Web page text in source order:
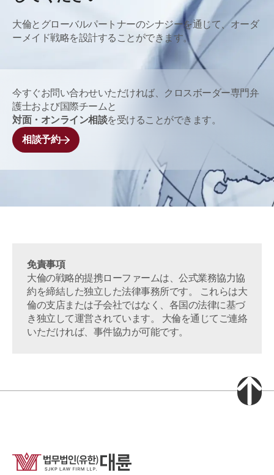
大倫とグローバルパートナーのシナジーを通じて、オーダ
ーメイド戦略を設計することができます。
今すぐお問い合わせいただければ、クロスボーダー専門弁
護士および国際チームと
対面・オンライン相談を受けることができます。
相談予約
免責事項
大倫の戦略的提携ローファームは、公式業務協力協
約を締結した独立した法律事務所です。 これらは大
倫の支店または子会社ではなく、各国の法律に基づ
き独立して運営されています。 大倫を通じてご連絡
いただければ、事件協力が可能です。